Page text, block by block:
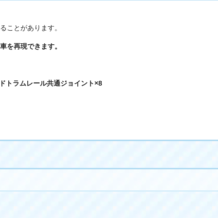
ことがあります。
を再現できます。
トラムレール共通ジョイント×8